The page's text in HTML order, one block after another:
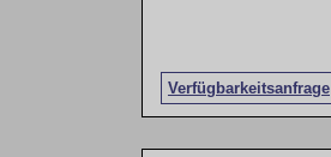
Verfügbarkeitsanfrage